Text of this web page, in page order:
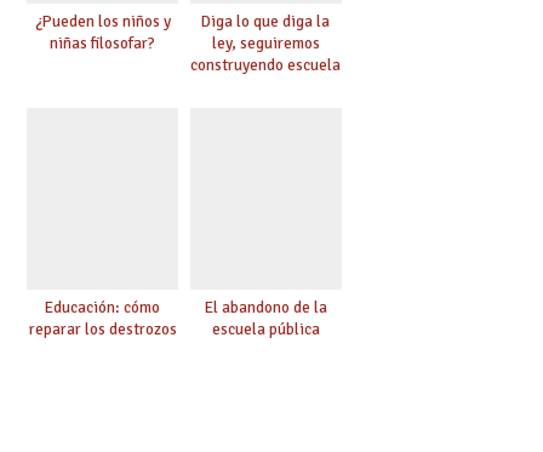
¿Pueden los niños y
niñas filosofar?
Diga lo que diga la
ley, seguiremos
construyendo escuela
Educación: cómo
reparar los destrozos
El abandono de la
escuela pública